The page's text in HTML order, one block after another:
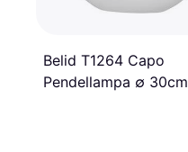
Belid T1264 Capo
Pendellampa ∅ 30cm